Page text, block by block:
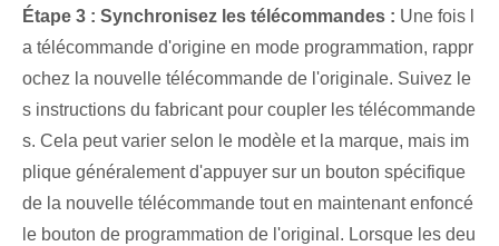
Étape 3 : Synchronisez⁢ les télécommandes : Une fois l
a télécommande d'origine en mode programmation, rappr
ochez la nouvelle télécommande de l'originale. Suivez le
s instructions du fabricant pour coupler les télécommande
s. Cela peut varier selon le modèle et la marque, mais im
plique généralement d'appuyer sur un bouton spécifique
de la nouvelle télécommande tout en maintenant enfoncé
le bouton de programmation de l'original. Lorsque les deu